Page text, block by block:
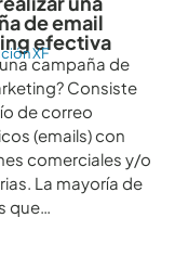
de email
efectiva
XF
campaña de
Consiste
de correo
(emails) con
comerciales y/o
La mayoría de
que…